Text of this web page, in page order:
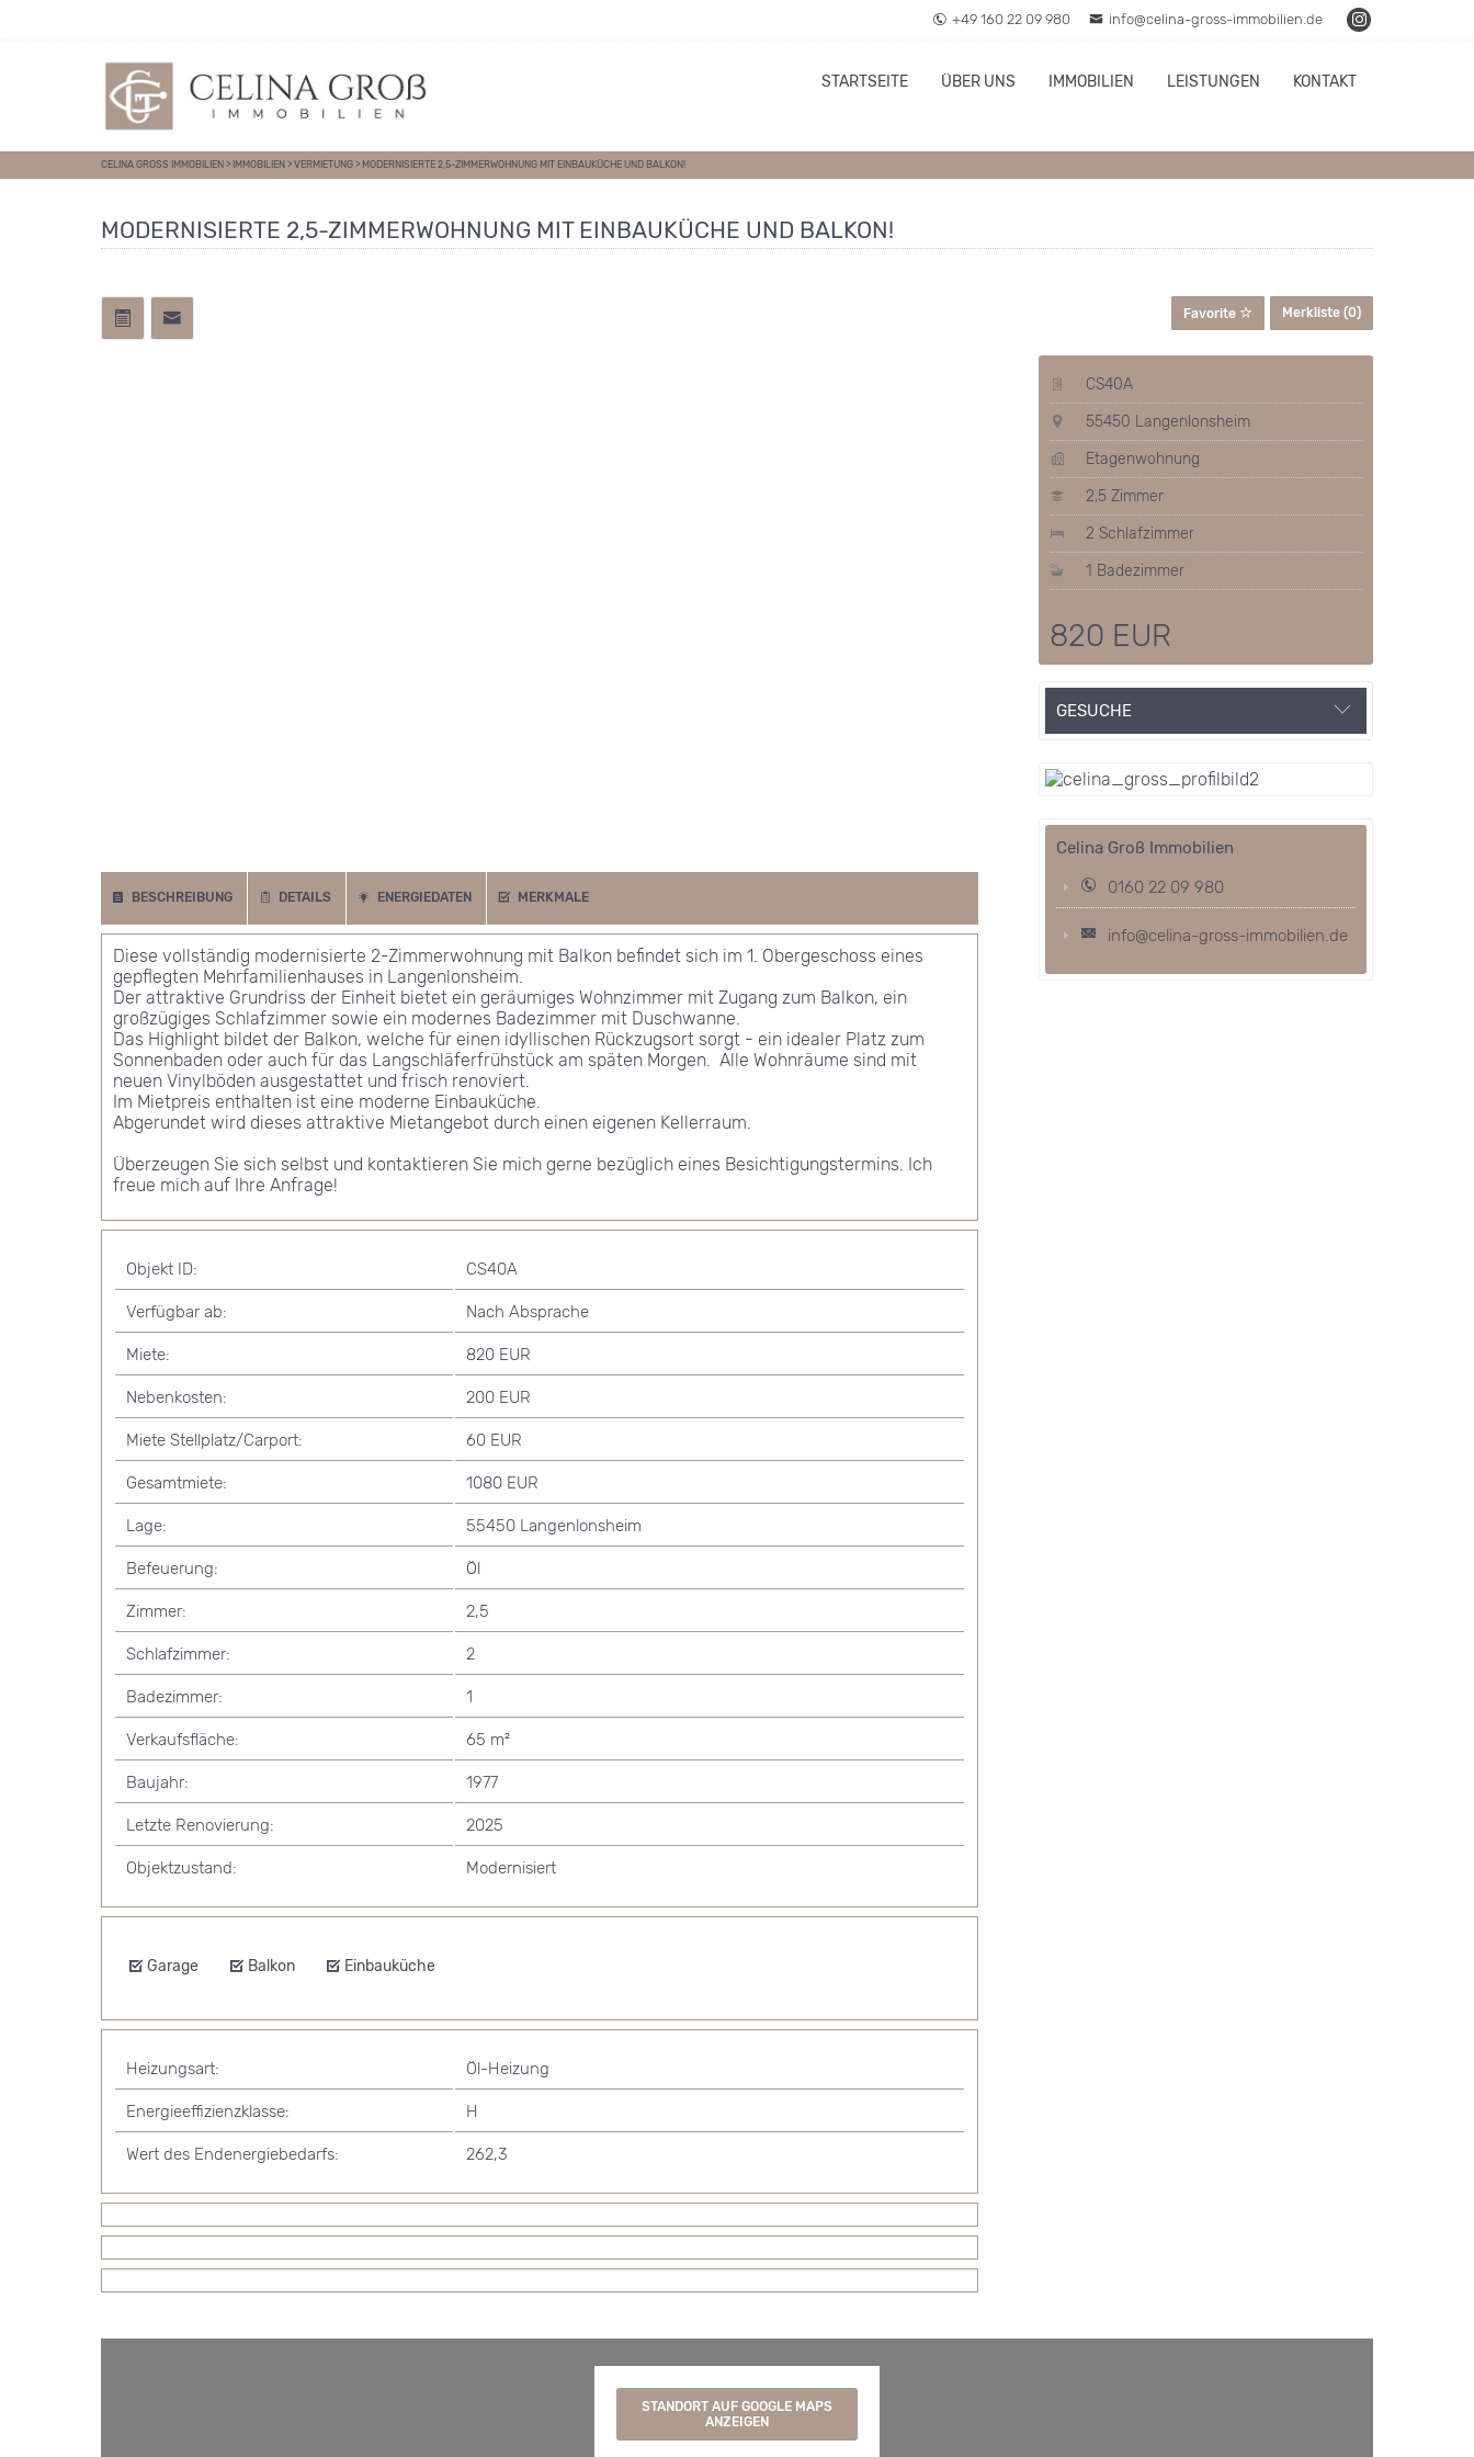
+49 160 22 09 980 info@celina-gross-immobilien.de
STARTSEITE ÜBER UNS IMMOBILIEN LEISTUNGEN KONTAKT
CELINA GROSS IMMOBILIEN > IMMOBILIEN > VERMIETUNG > MODERNISIERTE 2,5-ZIMMERWOHNUNG MIT EINBAUKÜCHE UND BALKON!
MODERNISIERTE 2,5-ZIMMERWOHNUNG MIT EINBAUKÜCHE UND BALKON!
BESCHREIBUNG DETAILS ENERGIEDATEN MERKMALE
Diese vollständig modernisierte 2-Zimmerwohnung mit Balkon befindet sich im 1. Obergeschoss eines
gepflegten Mehrfamilienhauses in Langenlonsheim.
Der attraktive Grundriss der Einheit bietet ein geräumiges Wohnzimmer mit Zugang zum Balkon, ein
großzügiges Schlafzimmer sowie ein modernes Badezimmer mit Duschwanne.
Das Highlight bildet der Balkon, welche für einen idyllischen Rückzugsort sorgt - ein idealer Platz zum
Sonnenbaden oder auch für das Langschläferfrühstück am späten Morgen.  Alle Wohnräume sind mit
neuen Vinylböden ausgestattet und frisch renoviert.
Im Mietpreis enthalten ist eine moderne Einbauküche.
Abgerundet wird dieses attraktive Mietangebot durch einen eigenen Kellerraum.
Überzeugen Sie sich selbst und kontaktieren Sie mich gerne bezüglich eines Besichtigungstermins. Ich
freue mich auf Ihre Anfrage!
Objekt ID: CS40A
Verfügbar ab: Nach Absprache
Miete: 820 EUR
Nebenkosten: 200 EUR
Miete Stellplatz/Carport: 60 EUR
Gesamtmiete: 1080 EUR
Lage: 55450 Langenlonsheim
Befeuerung: Öl
Zimmer: 2,5
Schlafzimmer: 2
Badezimmer: 1
Verkaufsfläche: 65 m²
Baujahr: 1977
Letzte Renovierung: 2025
Objektzustand: Modernisiert
Garage Balkon Einbauküche
Heizungsart: Öl-Heizung
Energieeffizienzklasse: H
Wert des Endenergiebedarfs: 262,3
Merkliste (0)
Favorite
CS40A
55450 Langenlonsheim
Etagenwohnung
2,5 Zimmer
2 Schlafzimmer
1 Badezimmer
820 EUR
GESUCHE
Celina Groß Immobilien
0160 22 09 980
info@celina-gross-immobilien.de
STANDORT AUF GOOGLE MAPS
ANZEIGEN